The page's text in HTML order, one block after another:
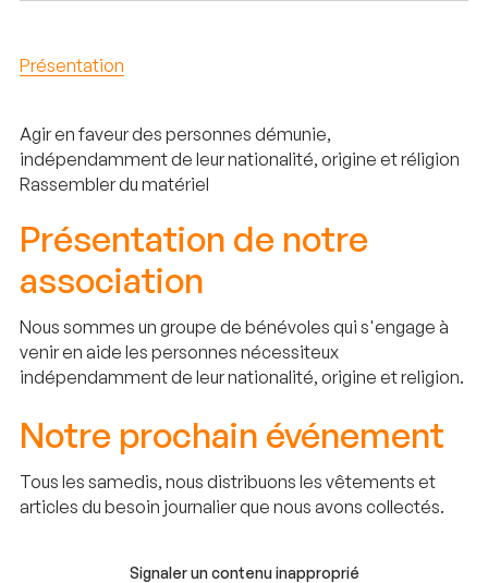
Présentation
Agir en faveur des personnes démunie,
indépendamment de leur nationalité, origine et réligion
Rassembler du matériel
Présentation de notre
association
Nous sommes un groupe de bénévoles qui s'engage à
venir en aide les personnes nécessiteux
indépendamment de leur nationalité, origine et religion.
Notre prochain événement
Tous les samedis, nous distribuons les vêtements et
articles du besoin journalier que nous avons collectés.
Signaler un contenu inapproprié